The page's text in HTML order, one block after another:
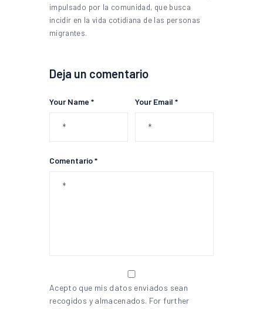
impulsado por la comunidad, que busca
incidir en la vida cotidiana de las personas
migrantes.
Deja un comentario
Your Name * Your Email *
Comentario *
Acepto que mis datos enviados sean
recogidos y almacenados. For further